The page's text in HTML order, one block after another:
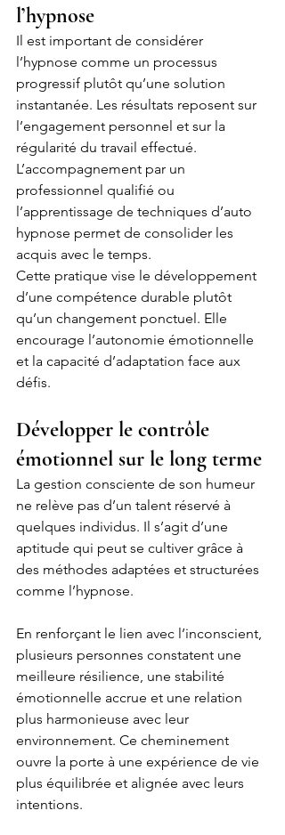
l’hypnose
Il est important de considérer
l’hypnose comme un processus
progressif plutôt qu’une solution
instantanée. Les résultats reposent sur
l’engagement personnel et sur la
régularité du travail effectué.
L’accompagnement par un
professionnel qualifié ou
l’apprentissage de techniques d’auto
hypnose permet de consolider les
acquis avec le temps.
Cette pratique vise le développement
d’une compétence durable plutôt
qu’un changement ponctuel. Elle
encourage l’autonomie émotionnelle
et la capacité d’adaptation face aux
défis.
Développer le contrôle
émotionnel sur le long terme
La gestion consciente de son humeur
ne relève pas d’un talent réservé à
quelques individus. Il s’agit d’une
aptitude qui peut se cultiver grâce à
des méthodes adaptées et structurées
comme l’hypnose.
En renforçant le lien avec l’inconscient,
plusieurs personnes constatent une
meilleure résilience, une stabilité
émotionnelle accrue et une relation
plus harmonieuse avec leur
environnement. Ce cheminement
ouvre la porte à une expérience de vie
plus équilibrée et alignée avec leurs
intentions.